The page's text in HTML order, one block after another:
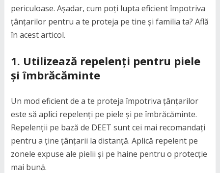
periculoase. Așadar, cum poți lupta eficient împotriva
țânțarilor pentru a te proteja pe tine și familia ta? Află
în acest articol.
1. Utilizează repelenți pentru piele
și îmbrăcăminte
Un mod eficient de a te proteja împotriva țânțarilor
este să aplici repelenți pe piele și pe îmbrăcăminte.
Repelenții pe bază de DEET sunt cei mai recomandați
pentru a ține țânțarii la distanță. Aplică repelent pe
zonele expuse ale pielii și pe haine pentru o protecție
mai bună.